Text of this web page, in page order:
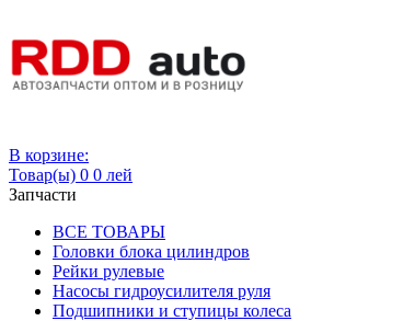
В корзине:
Товар(ы) 0 0 лей
Запчасти
ВСЕ ТОВАРЫ
Головки блока цилиндров
Рейки рулевые
Насосы гидроусилителя руля
Подшипники и ступицы колеса